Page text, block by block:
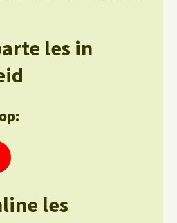
les in
les